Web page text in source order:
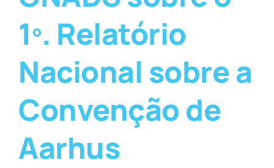
1º. Relatório
Nacional sobre a
Convenção de
Aarhus